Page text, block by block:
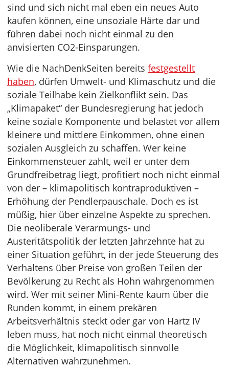
sind und sich nicht mal eben ein neues Auto
kaufen können, eine unsoziale Härte dar und
führen dabei noch nicht einmal zu den
anvisierten CO2-Einsparungen.
Wie die NachDenkSeiten bereits festgestellt
haben, dürfen Umwelt- und Klimaschutz und die
soziale Teilhabe kein Zielkonflikt sein. Das
„Klimapaket“ der Bundesregierung hat jedoch
keine soziale Komponente und belastet vor allem
kleinere und mittlere Einkommen, ohne einen
sozialen Ausgleich zu schaffen. Wer keine
Einkommensteuer zahlt, weil er unter dem
Grundfreibetrag liegt, profitiert noch nicht einmal
von der – klimapolitisch kontraproduktiven –
Erhöhung der Pendlerpauschale. Doch es ist
müßig, hier über einzelne Aspekte zu sprechen.
Die neoliberale Verarmungs- und
Austeritätspolitik der letzten Jahrzehnte hat zu
einer Situation geführt, in der jede Steuerung des
Verhaltens über Preise von großen Teilen der
Bevölkerung zu Recht als Hohn wahrgenommen
wird. Wer mit seiner Mini-Rente kaum über die
Runden kommt, in einem prekären
Arbeitsverhältnis steckt oder gar von Hartz IV
leben muss, hat noch nicht einmal theoretisch
die Möglichkeit, klimapolitisch sinnvolle
Alternativen wahrzunehmen.